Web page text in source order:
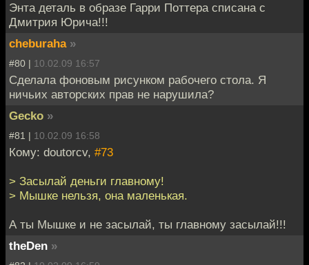
Энта деталь в образе Гарри Поттера списана с
Дмитрия Юрича!!!
cheburaha »
#80 | 10.02.09 16:57
Сделала фоновым рисунком рабочего стола. Я
ничьих авторских прав не нарушила?
Gecko »
#81 | 10.02.09 16:58
Кому: doutorcv, #73
> Засылай деньги главному!
> Мышке нельзя, она маленькая.
А ты Мышке и не засылай, ты главному засылай!!!
theDen »